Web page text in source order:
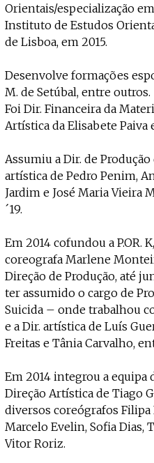
Orientais/especialização
Instituto de Estudos
de Lisboa, em 2015.
Desenvolve formações
M. de Setúbal, entre outros.
Foi Dir. Financeira da
Artística da Elisabete Paiva
Assumiu a Dir. de
artística de Pedro Penim,
Jardim e José Maria Vieira
´19.
Em 2014 cofundou a P.OR.
coreografa Marlene
Direção de Produção, até
ter assumido o cargo de
Suicida – onde trabalhou
e a Dir. artística de Luís
Freitas e Tânia Carvalho,
Em 2014 integrou a equipa
Direção Artística de Tiago
diversos coreógrafos Filipa
Marcelo Evelin, Sofia Dias,
Vitor Roriz.